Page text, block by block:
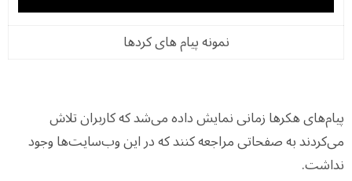
نمونه پیام های کردها
پیام‌های هکرها زمانی نمایش داده می‌شد که کاربران تلاش
می‌کردند به صفحاتی مراجعه کنند که در این وب‌سایت‌ها وجود
نداشت.